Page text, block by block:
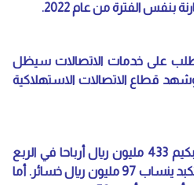
الطلب على خدمات الاتصالات سيظل
قطاع الاتصالات الاستهلاكية
وتوقعت أن تحقق شركة سبكيم 433 مليون ريال أرباحا في الربع
الثالث ، بتراجع 44%، فيما ستتكبد ينساب 97 مليون ريال خسائر. أما